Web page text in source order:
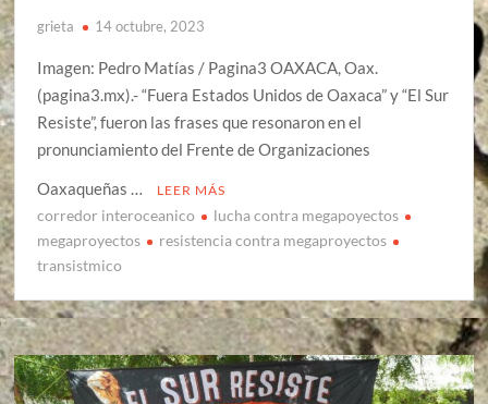
grieta 14 octubre, 2023
Imagen: Pedro Matías / Pagina3 OAXACA, Oax.
(pagina3.mx).- “Fuera Estados Unidos de Oaxaca” y “El Sur
Resiste”, fueron las frases que resonaron en el
pronunciamiento del Frente de Organizaciones
Oaxaqueñas …
LEER MÁS
corredor interoceanico
lucha contra megapoyectos
megaproyectos
resistencia contra megaproyectos
transistmico